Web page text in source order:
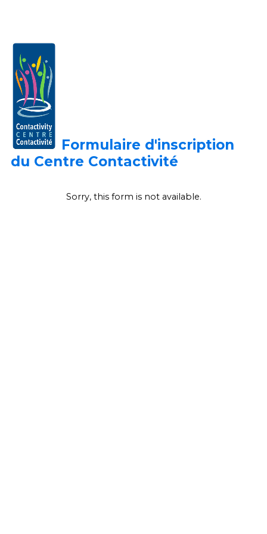
Formulaire d'inscription
du Centre Contactivité
Sorry, this form is not available.